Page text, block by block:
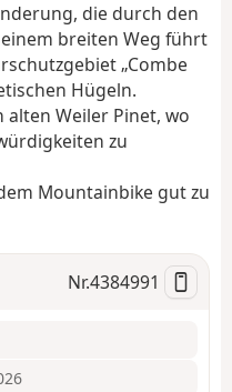
a
t
die durch den
einem breiten Weg führt
„Combe
Hügeln.
Weiler Pinet, wo
zu
Mountainbike gut zu
Nr.4384991